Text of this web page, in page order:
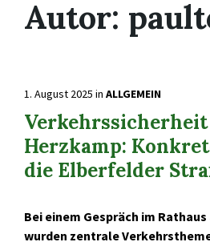
Autor:
1. August 2025 in ALLGEMEIN
Herzkamp:
die Elberfelder
Bei einem Gespräch im Rathaus
wurden zentrale